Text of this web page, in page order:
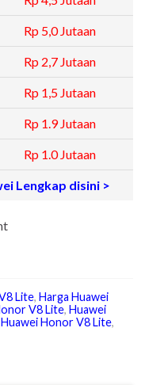
Rp 5,0 Jutaan
Rp 2,7 Jutaan
Rp 1,5 Jutaan
Rp 1.9 Jutaan
Rp 1.0 Jutaan
Lengkap disini >
Lite, Harga Huawei
V8 Lite, Huawei
Honor V8 Lite,